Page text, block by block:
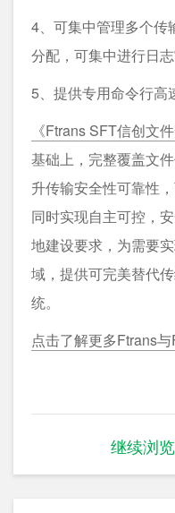
4、可集中管理多个传
分配，可集中进行日
5、提供专用命令行高
《Ftrans SFT信创文
基础上，完整覆盖文
升传输安全性可靠性
同时实现自主可控，
地建设要求，为需要
域，提供可完美替代
统。
点击了解更多Ftrans
继续浏